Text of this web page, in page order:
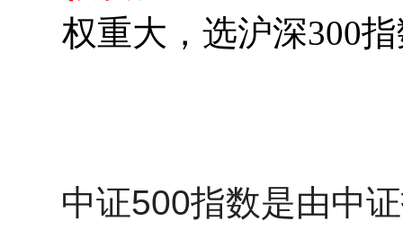
权重大，选沪深300
中证500指数是由中